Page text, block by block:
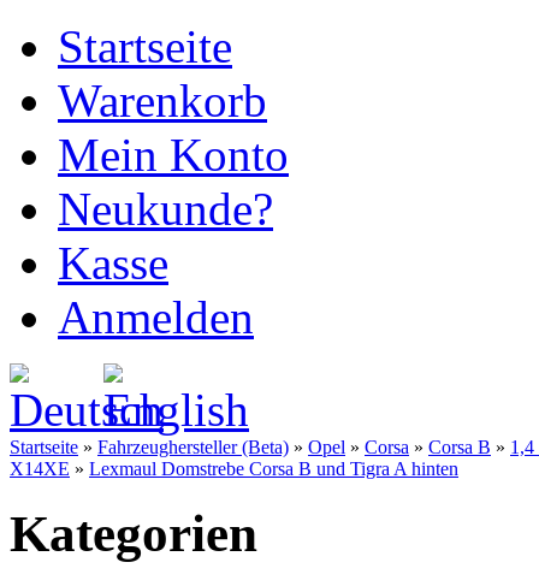
Startseite
Warenkorb
Mein Konto
Neukunde?
Kasse
Anmelden
Startseite » Fahrzeughersteller (Beta) » Opel » Corsa » Corsa B »
X14XE » Lexmaul Domstrebe Corsa B und Tigra A hinten
Kategorien